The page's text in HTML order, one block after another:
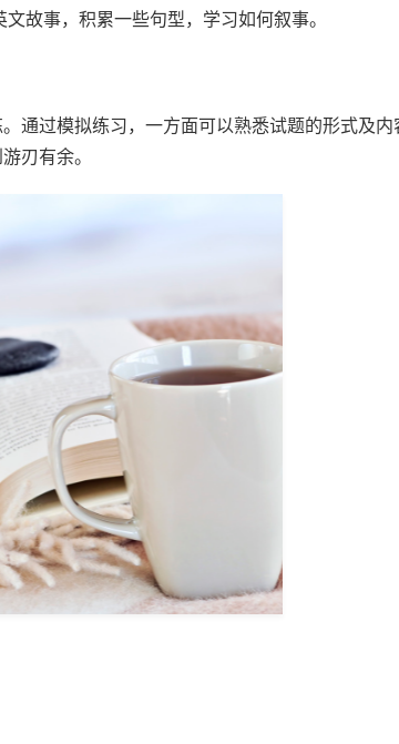
故事，积累一些句型，学习如何叙事。
通过模拟练习，一方面可以熟悉试题的形式及
刃有余。